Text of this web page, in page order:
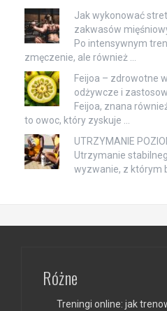
Jak wykonować
zakwasów
Po intensywnym
zmęczenie, ale również …
Feijoa – zdrowotne
odżywcze i
Feijoa, znana
to owoc, który zyskuje …
UTRZYMANIE
Utrzymanie
wyzwanie, z którym
Różne
Treningi online: jak